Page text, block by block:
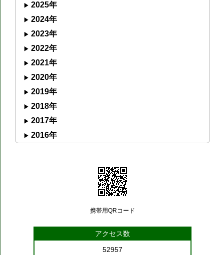
2025年
2024年
2023年
2022年
2021年
2020年
2019年
2018年
2017年
2016年
携帯用QRコード
アクセス数
52957